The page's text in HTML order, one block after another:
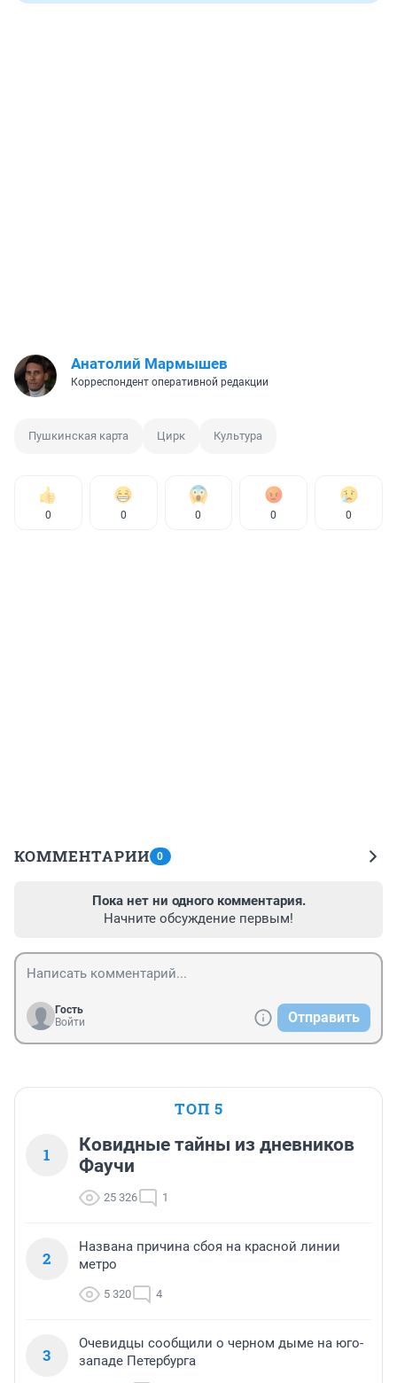
Анатолий Мармышев
Корреспондент оперативной редакции
Пушкинская карта Цирк Культура
0 0 0 0 0
КОММЕНТАРИИ 0
Пока нет ни одного комментария.
Начните обсуждение первым!
Гость
Войти
Отправить
ТОП 5
1
Ковидные тайны из дневников
Фаучи
25 326 1
2
Названа причина сбоя на красной линии
метро
5 320 4
3
Очевидцы сообщили о черном дыме на юго-
западе Петербурга